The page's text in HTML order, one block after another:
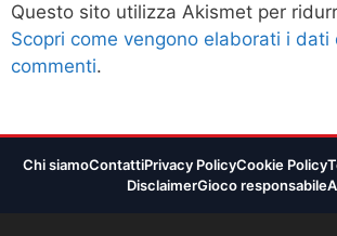
Questo sito utilizza Akismet per
Scopri come vengono elaborati i dati
commenti.
Chi siamoContattiPrivacy PolicyCookie Policy
DisclaimerGioco responsabile